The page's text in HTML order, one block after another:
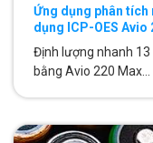
Ứng dụng phân
dụng ICP-OES Avio
Định lượng nhanh
bằng Avio 220 Max...